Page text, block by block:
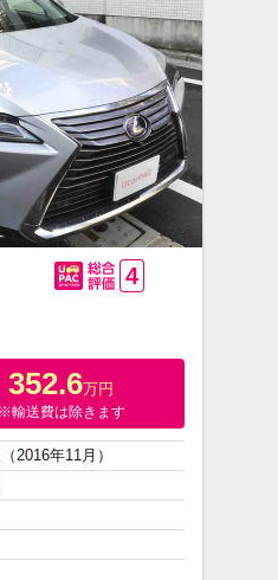
4
352.6万円
※輸送費は除きます
2016年11月）